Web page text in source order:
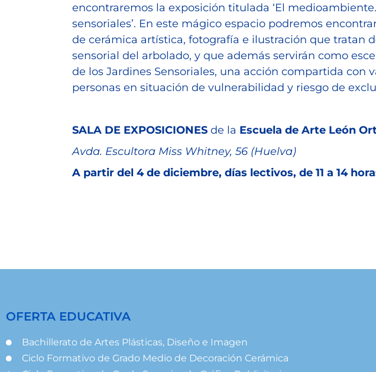
encontraremos la exposición titulada ‘El
sensoriales’. En este mágico espacio podremos
de cerámica artística, fotografía e ilustración que tratan
sensorial del arbolado, y que además servirán como
de los Jardines Sensoriales, una acción compartida con
personas en situación de vulnerabilidad y riesgo de
SALA DE EXPOSICIONES de la Escuela de Arte León
Avda. Escultora Miss Whitney, 56 (Huelva)
A partir del 4 de diciembre, días lectivos, de 11 a 14
OFERTA EDUCATIVA
Bachillerato de Artes Plásticas, Diseño e Imagen
Ciclo Formativo de Grado Medio de Decoración Cerámica